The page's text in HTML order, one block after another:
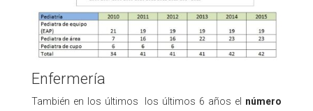
Enfermería
También en los últimos los últimos 6 años el número